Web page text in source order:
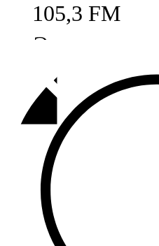
105,3 FM
Әлмәт
92,9 FM
Базарлы матак
107,1 FM
Балык бистәсе
104,9 FM
Баулы